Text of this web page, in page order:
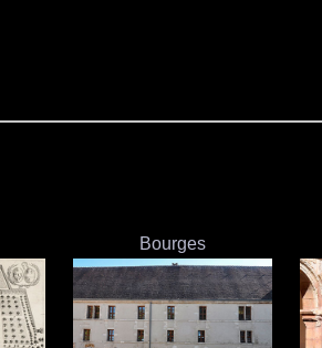
Bourges